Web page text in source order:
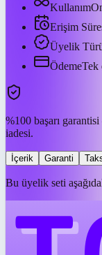
Kullanım
Erişim
Üyelik
ÖdemeTek
%100 başarı
iadesi.
İçerik Garanti
Bu üyelik seti